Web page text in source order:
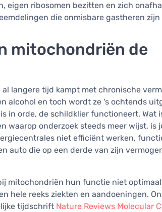
eigen ribosomen bezitten en zich
die onmisbare gastheren zijn
mitochondriën de
langere tijd kampt met chronische
alcohol en toch wordt ze 's ochtends
in orde, de schildklier functioneert. Wat
waarop onderzoek steeds meer wijst, is
niet efficiënt werken,
auto die op een derde van zijn
mitochondriën hun functie niet
hele reeks ziekten en aandoeningen.
tijdschrift Nature Reviews Molecular